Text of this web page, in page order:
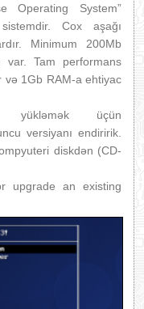
Operating System”
Cox aşağı
Minimum 200Mb
var. Tam performans
və 1Gb RAM-a ehtiyac
yükləmək üçün
versiyanı endiririk.
diskdən (CD-
upgrade an existing